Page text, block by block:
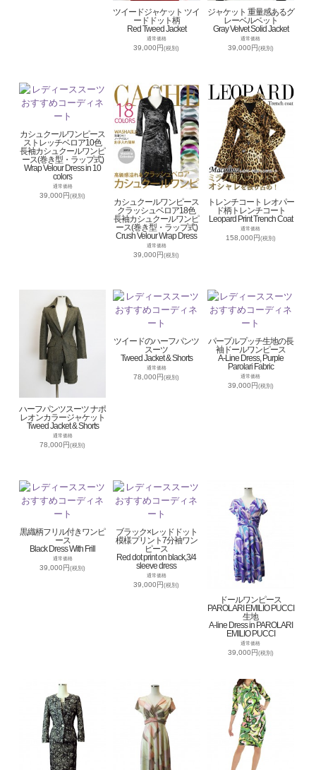
ツイードジャケット ツイ
ードドット柄
Red Tweed Jacket
通常価格
39,000円(税別)
ジャケット 重量感あるグ
レーベルベット
Gray Velvet Solid Jacket
通常価格
39,000円 (税別)
カシュクールワンピース
ストレッチベロア10色
長袖カシュクールワンピ
ース(巻き型・ラップ式)
Wrap Velour Dress in 10
colors
通常価格
39,000円(税別)
カシュクールワンピース
クラッシュベロア18色
長袖カシュクールワンピ
ース(巻き型・ラップ式)
Crush Velour Wrap Dress
通常価格
39,000円(税別)
トレンチコート レオパー
ド柄トレンチコート
Leopard Print Trench Coat
通常価格
158,000円 (税別)
ハーフパンツスーツ ナポ
レオンカラージャケット
Tweed Jacket & Shorts
通常価格
78,000円(税別)
ツイードのハーフパンツ
スーツ
Tweed Jacket & Shorts
通常価格
78,000円(税別)
パープルプッチ生地の長
袖ドールワンピース
A-Line Dress, Purple
Parolari Fabric
通常価格
39,000円(税別)
黒織柄フリル付きワンピ
ース
Black Dress With Frill
通常価格
39,000円(税別)
ブラック×レッドドット
模様プリント7分袖ワン
ピース
Red dot print on black,3/4
sleeve dress
通常価格
39,000円(税別)
ドールワンピース
PAROLARI EMILIO PUCCI
生地
A-line Dress in PAROLARI
EMILIO PUCCI
通常価格
39,000円 (税別)